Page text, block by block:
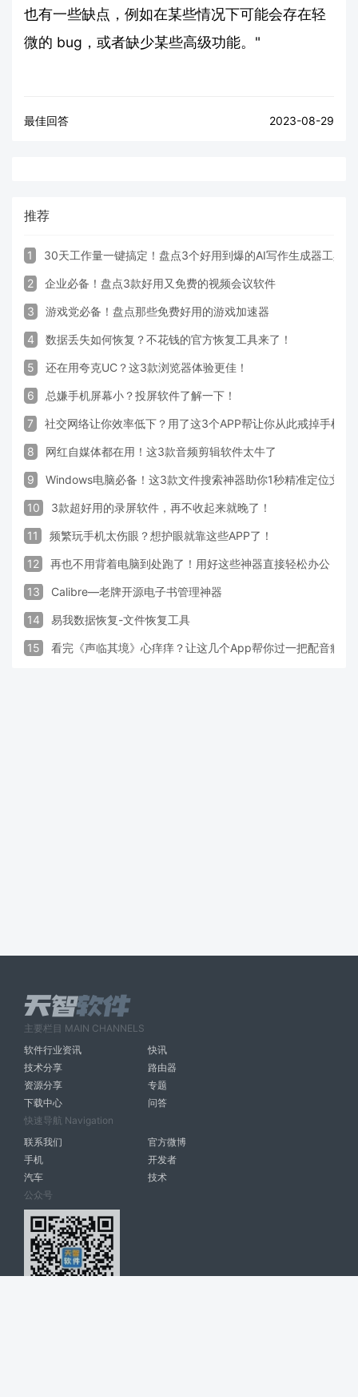
也有一些缺点，例如在某些情况下可能会存在轻
微的 bug，或者缺少某些高级功能。"
最佳回答 2023-08-29
推荐
1 30天工作量一键搞定！盘点3个好用到爆的AI写作生成器工具
2 企业必备！盘点3款好用又免费的视频会议软件
3 游戏党必备！盘点那些免费好用的游戏加速器
4 数据丢失如何恢复？不花钱的官方恢复工具来了！
5 还在用夸克UC？这3款浏览器体验更佳！
6 总嫌手机屏幕小？投屏软件了解一下！
7 社交网络让你效率低下？用了这3个APP帮让你从此戒掉手机！
8 网红自媒体都在用！这3款音频剪辑软件太牛了
9 Windows电脑必备！这3款文件搜索神器助你1秒精准定位文件
10 3款超好用的录屏软件，再不收起来就晚了！
11 频繁玩手机太伤眼？想护眼就靠这些APP了！
12 再也不用背着电脑到处跑了！用好这些神器直接轻松办公
13 Calibre—老牌开源电子书管理神器
14 易我数据恢复-文件恢复工具
15 看完《声临其境》心痒痒？让这几个App帮你过一把配音瘾
主要栏目 MAIN CHANNELS
软件行业资讯
快讯
技术分享
路由器
资源分享
专题
下载中心
问答
快速导航 Navigation
联系我们
官方微博
手机
开发者
汽车
技术
公众号